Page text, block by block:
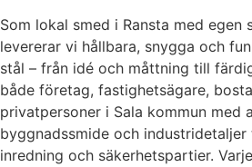
Som lokal smed i Ransta med egen
levererar vi hållbara, snygga och
stål – från idé och måttning till
både företag, fastighetsägare,
privatpersoner i Sala kommun med
byggnadssmide och
inredning och säkerhetspartier.